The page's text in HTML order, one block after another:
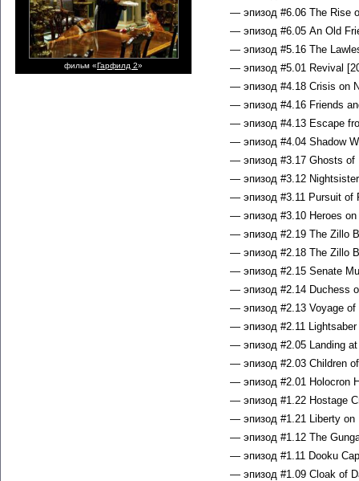
фильм «Гарфилд 2»
— эпизод #6.06 The Rise
— эпизод #6.05 An Old
— эпизод #5.16 The
— эпизод #5.01 Revival
— эпизод #4.18 Crisis on
— эпизод #4.16 Friends
— эпизод #4.13 Escape
— эпизод #4.04 Shadow
— эпизод #3.17 Ghosts of
— эпизод #3.12
— эпизод #3.11 Pursuit of
— эпизод #3.10 Heroes
— эпизод #2.19 The Zillo
— эпизод #2.18 The Zillo
— эпизод #2.15 Senate
— эпизод #2.14 Duchess
— эпизод #2.13 Voyage of
— эпизод #2.11
— эпизод #2.05 Landing
— эпизод #2.03 Children
— эпизод #2.01 Holocron
— эпизод #1.22 Hostage
— эпизод #1.21 Liberty on
— эпизод #1.12 The
— эпизод #1.11 Dooku
— эпизод #1.09 Cloak of